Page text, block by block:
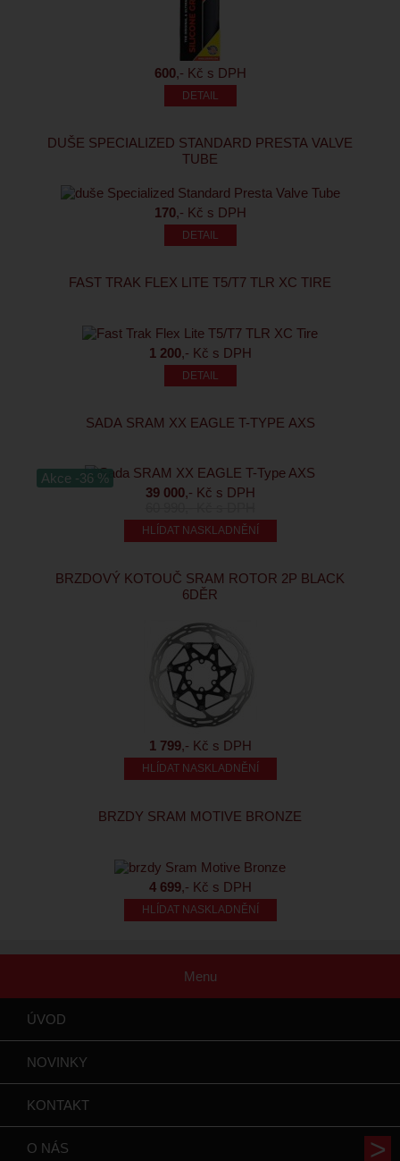
600,- Kč s DPH
DUŠE SPECIALIZED STANDARD PRESTA VALVE
TUBE
170,- Kč s DPH
FAST TRAK FLEX LITE T5/T7 TLR XC TIRE
1 200,- Kč s DPH
SADA SRAM XX EAGLE T-TYPE AXS
Akce -36 %
39 000,- Kč s DPH
HLÍDAT NASKLADNĚNÍ
BRZDOVÝ KOTOUČ SRAM ROTOR 2P BLACK
6DĚR
1 799,- Kč s DPH
HLÍDAT NASKLADNĚNÍ
BRZDY SRAM MOTIVE BRONZE
4 699,- Kč s DPH
HLÍDAT NASKLADNĚNÍ
Menu
ÚVOD
NOVINKY
KONTAKT
O NÁS